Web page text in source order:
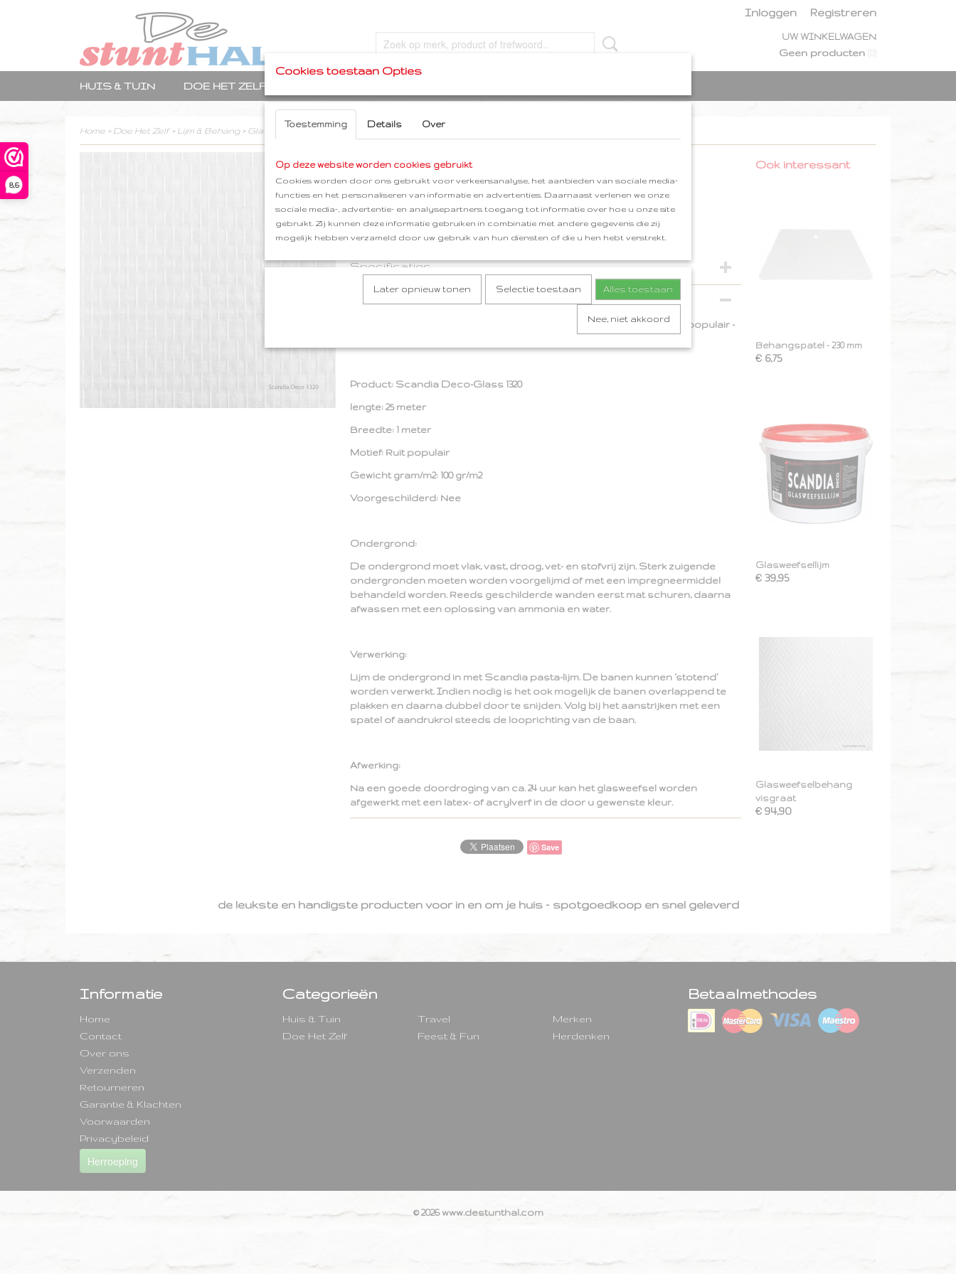
8,6
Inloggen Registreren
UW WINKELWAGEN
Geen producten
HUIS & TUIN DOE HET ZELF
Home > Doe Het Zelf> Lijm & Behang> Glasvezelbehang - populair
Glasvezelbehang - populair
€ 49,95 (inclusief btw 21%)
✘Niet op voorraad
Specificaties
Productcode
4009266823497
EAN code
4009266823497
Omschrijving
Scandia Deco-Glass Glasweefselbehang - Glasvezelbehang - Ruit populair -
Product: Scandia Deco-Glass 1320
lengte: 25 meter
Breedte: 1 meter
Motief: Ruit populair
Gewicht gram/m2: 100 gr/m2
Voorgeschilderd: Nee
Ondergrond:
De ondergrond moet vlak, vast, droog, vet- en stofvrij zijn. Sterk zuigende
ondergronden moeten worden voorgelijmd of met een impregneermiddel
behandeld worden. Reeds geschilderde wanden eerst mat schuren, daarna
afwassen met een oplossing van ammonia en water.
Verwerking:
Lijm de ondergrond in met Scandia pasta-lijm. De banen kunnen ‘stotend’
worden verwerkt. Indien nodig is het ook mogelijk de banen overlappend te
plakken en daarna dubbel door te snijden. Volg bij het aanstrijken met een
spatel of aandrukrol steeds de looprichting van de baan.
Afwerking:
Na een goede doordroging van ca. 24 uur kan het glasweefsel worden
afgewerkt met een latex- of acrylverf in de door u gewenste kleur.
Save
Ook interessant
Behangspatel - 230 mm
€ 6,75
Glasweefsellijm
€ 39,95
Glasweefselbehang
visgraat
€ 94,90
de leukste en handigste producten voor in en om je huis - spotgoedkoop en snel geleverd
Informatie
Home
Contact
Over ons
Verzenden
Retourneren
Garantie & Klachten
Voorwaarden
Privacybeleid
Herroeping
Categorieën
Huis & Tuin
Doe Het Zelf
Travel
Feest & Fun
Merken
Herdenken
Betaalmethodes
© 2026 www.destunthal.com
Cookies toestaan Opties
Toestemming Details Over
Op deze website worden cookies gebruikt
Cookies worden door ons gebruikt voor verkeersanalyse, het aanbieden van sociale media-
functies en het personaliseren van informatie en advertenties. Daarnaast verlenen we onze
sociale media-, advertentie- en analysepartners toegang tot informatie over hoe u onze site
gebruikt. Zij kunnen deze informatie gebruiken in combinatie met andere gegevens die zij
mogelijk hebben verzameld door uw gebruik van hun diensten of die u hen hebt verstrekt.
Later opnieuw tonen Selectie toestaan Alles toestaan
Nee, niet akkoord